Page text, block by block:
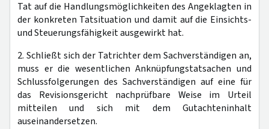
Tat auf die Handlungsmöglichkeiten des Angeklagten in
der konkreten Tatsituation und damit auf die Einsichts-
und Steuerungsfähigkeit ausgewirkt hat.
2. Schließt sich der Tatrichter dem Sachverständigen an,
muss er die wesentlichen Anknüpfungstatsachen und
Schlussfolgerungen des Sachverständigen auf eine für
das Revisionsgericht nachprüfbare Weise im Urteil
mitteilen und sich mit dem Gutachteninhalt
auseinandersetzen.